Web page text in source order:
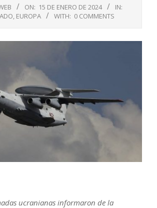
ON: 15 DE ENERO DE 2024
IN:
, EUROPA WITH: 0 COMMENTS
ucranianas informaron de la